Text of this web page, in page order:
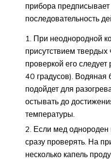
прибора
последовательность
При неоднородной
присутствием твердых
проверкой его
40 градусов). Водяная
подойдет для
остывать до
температуры.
Если мед однороден
сразу проверять. На
несколько капель